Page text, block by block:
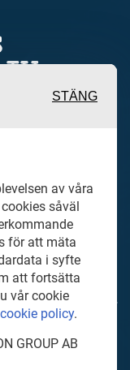
och
annan
STÄNG
av våra
såväl
för att mäta
i syfte
att fortsätta
vår cookie
cookie policy.
GROUP AB